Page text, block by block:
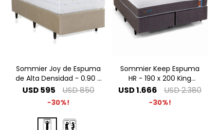
Sommier Joy de Espuma
de Alta Densidad - 0.90 x
1.90 1 Plaza
USD 595 USD850
30
Sommier Keep Espuma
HR - 190 x 200 King
Especial
USD1.666 USD2.380
30